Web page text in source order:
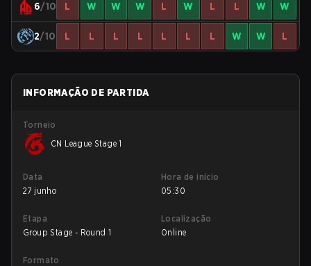
6/10 L W W W L W L L W W
2/10 L L L L L L L W W L
INFORMAÇÃO DE PARTIDA
Torneio
CN League Stage 1
Data
27 junho
Hora de início
05:30
Etapa
Group Stage - Round 1
Localização
Online
Formato